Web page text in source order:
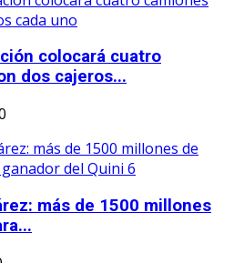
colocará cuatro
dos cajeros...
más de 1500 millones